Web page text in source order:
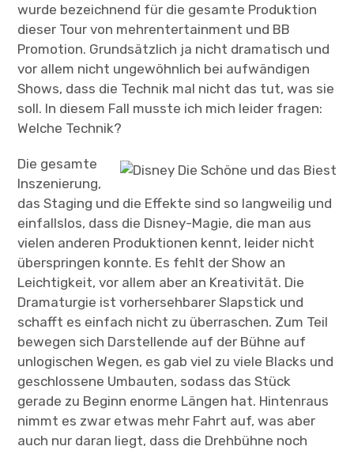
wurde bezeichnend für die gesamte Produktion
dieser Tour von mehrentertainment und BB
Promotion. Grundsätzlich ja nicht dramatisch und
vor allem nicht ungewöhnlich bei aufwändigen
Shows, dass die Technik mal nicht das tut, was sie
soll. In diesem Fall musste ich mich leider fragen:
Welche Technik?
Die gesamte
Inszenierung,
das Staging und die Effekte sind so langweilig und
einfallslos, dass die Disney-Magie, die man aus
vielen anderen Produktionen kennt, leider nicht
überspringen konnte. Es fehlt der Show an
Leichtigkeit, vor allem aber an Kreativität. Die
Dramaturgie ist vorhersehbarer Slapstick und
schafft es einfach nicht zu überraschen. Zum Teil
bewegen sich Darstellende auf der Bühne auf
unlogischen Wegen, es gab viel zu viele Blacks und
geschlossene Umbauten, sodass das Stück
gerade zu Beginn enorme Längen hat. Hintenraus
nimmt es zwar etwas mehr Fahrt auf, was aber
auch nur daran liegt, dass die Drehbühne noch